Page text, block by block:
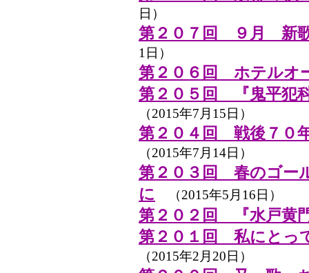
日）
第２０７回 ９月 新
1日）
第２０６回 ホテルオ
第２０５回 『鬼平犯
（2015年7月15日）
第２０４回 戦後７０
（2015年7月14日）
第２０３回 春のゴー
に （2015年5月16日）
第２０２回 『水戸黄
第２０１回 私にとっ
（2015年2月20日）